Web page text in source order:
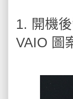
1. 開機
VAIO 圖